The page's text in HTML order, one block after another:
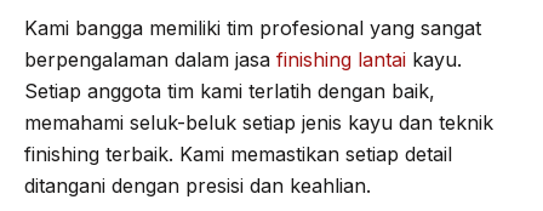
Kami bangga memiliki tim profesional yang sangat
berpengalaman dalam jasa finishing lantai kayu.
Setiap anggota tim kami terlatih dengan baik,
memahami seluk-beluk setiap jenis kayu dan teknik
finishing terbaik. Kami memastikan setiap detail
ditangani dengan presisi dan keahlian.